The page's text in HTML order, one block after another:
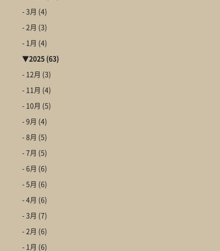
- 3月 (4)
- 2月 (3)
- 1月 (4)
▼2025(63)
- 12月 (3)
- 11月 (4)
- 10月 (5)
- 9月 (4)
- 8月 (5)
- 7月 (5)
- 6月 (6)
- 5月 (6)
- 4月 (6)
- 3月 (7)
- 2月 (6)
- 1月 (6)